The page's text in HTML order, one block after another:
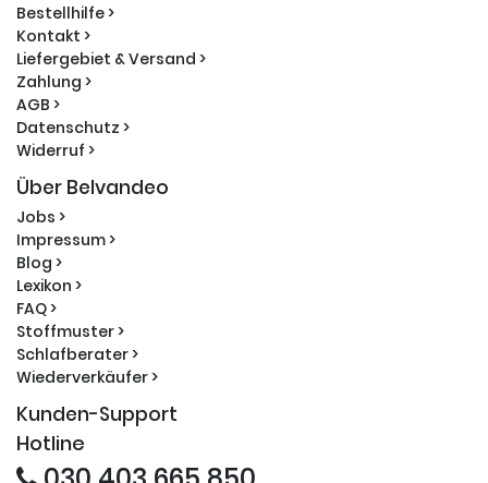
Bestellhilfe >
Kontakt >
Liefergebiet & Versand >
Zahlung >
AGB >
Datenschutz >
Widerruf >
Über Belvandeo
Jobs >
Impressum >
Blog >
Lexikon >
FAQ >
Stoffmuster >
Schlafberater >
Wiederverkäufer >
Kunden-Support
Hotline